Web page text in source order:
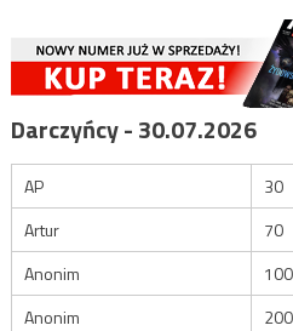
Darczyńcy - 30.07.2026
AP
30
Artur
70
Anonim
100
Anonim
200